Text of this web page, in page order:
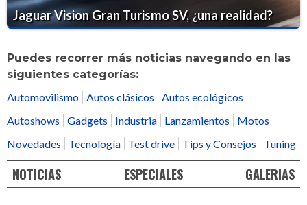
Jaguar Vision Gran Turismo SV, ¿una realidad?
Puedes recorrer más noticias navegando en las
siguientes categorías:
Automovilismo Autos clásicos
Autos ecológicos
Autoshows
Gadgets Industria Lanzamientos
Motos
Novedades
Tecnología Test drive Tips y Consejos Tuning
NOTICIAS ESPECIALES GALERIAS